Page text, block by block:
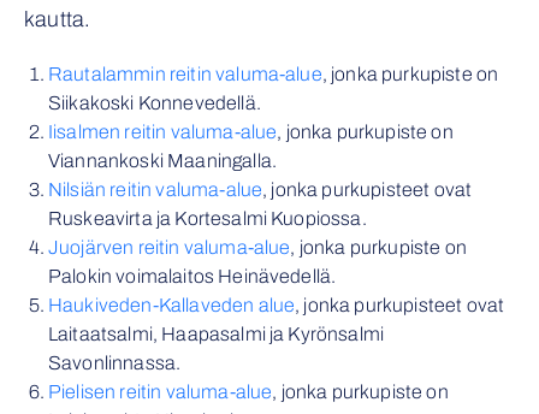
kautta.
Rautalammin reitin valuma-alue, jonka purkupiste on
Siikakoski Konnevedellä.
Iisalmen reitin valuma-alue, jonka purkupiste on
Viannankoski Maaningalla.
Nilsiän reitin valuma-alue, jonka purkupisteet ovat
Ruskeavirta ja Kortesalmi Kuopiossa.
Juojärven reitin valuma-alue, jonka purkupiste on
Palokin voimalaitos Heinävedellä.
Haukiveden-Kallaveden alue, jonka purkupisteet ovat
Laitaatsalmi, Haapasalmi ja Kyrönsalmi
Savonlinnassa.
Pielisen reitin valuma-alue, jonka purkupiste on